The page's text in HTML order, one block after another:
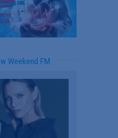
w Weekend FM